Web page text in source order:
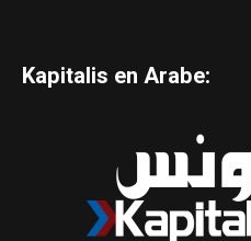
Kapitalis en Arabe: